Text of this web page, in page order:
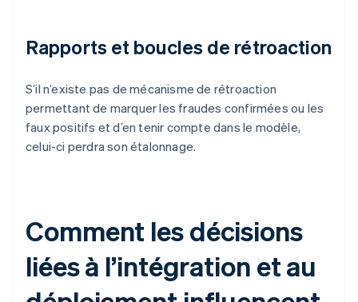
Rapports et boucles de rétroaction
S’il n’existe pas de mécanisme de rétroaction
permettant de marquer les fraudes confirmées ou les
faux positifs et d’en tenir compte dans le modèle,
celui-ci perdra son étalonnage.
Comment les décisions
liées à l’intégration et au